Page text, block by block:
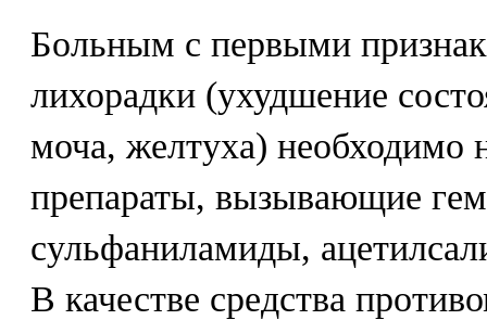
Больным с первыми
лихорадки (ухудшение
моча, желтуха) необходимо
препараты, вызывающие
сульфаниламиды,
В качестве средства